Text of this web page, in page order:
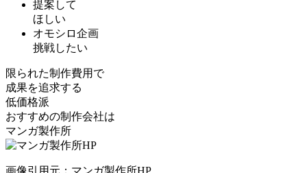
提案して
ほしい
オモシロ企画
挑戦したい
限られた制作費用で
成果を追求する
低価格派
おすすめの制作会社は
マンガ製作所